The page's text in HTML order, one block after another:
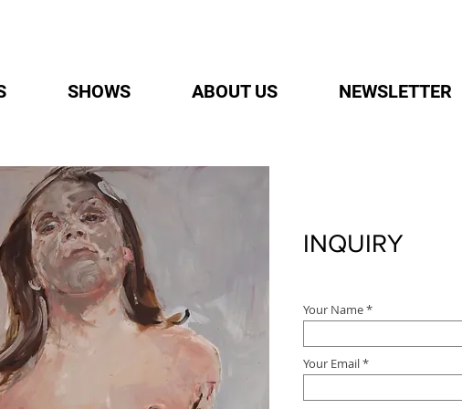
SHOWS ABOUT US NEWSLETTER
INQUIRY
Your Name
Your Email